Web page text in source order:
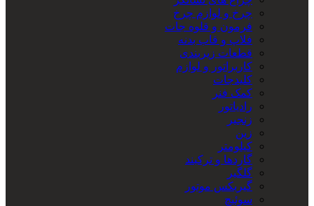
چرخ و لوازم چرخ
فرمون و قلوه جات
فلاپ و قاب بدنه
قطعات زیربندی
کاربراتور و لوازم
کلیدجات
کمک فنر
رادیاتور
زنجیر
زین
کیلومتر
گاردها و ترکبند
گلگیر
گیربکس موتور
سوئیچ